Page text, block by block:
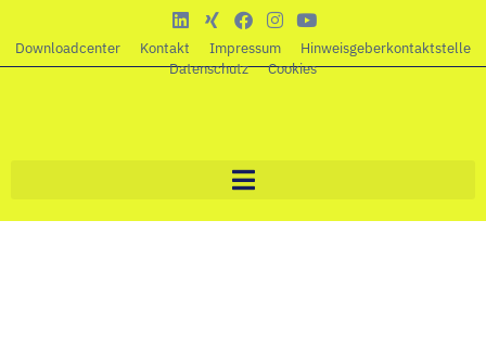
Downloadcenter Kontakt Impressum
Hinweisgeberkontaktstelle
Datenschutz
Cookies